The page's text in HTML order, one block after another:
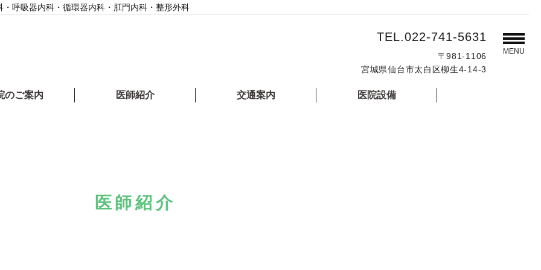
呼吸器内科・循環器内科・肛門内科・整形外科
TEL.022-741-5631
〒981-1106
宮城県仙台市太白区柳生4-14-3
MENU
のご案内 医師紹介 交通案内 医院設備
医師紹介